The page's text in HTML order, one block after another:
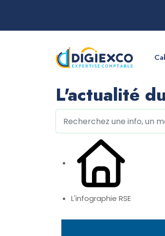
L'actualité
L'infographie RSE